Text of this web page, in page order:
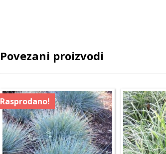
Povezani proizvodi
Rasprodano!